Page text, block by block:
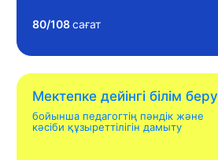
80/108сағат
Мектепке дейінгі білім беру
бойынша педагогтің пәндік және
кәсіби құзыреттілігін дамыту